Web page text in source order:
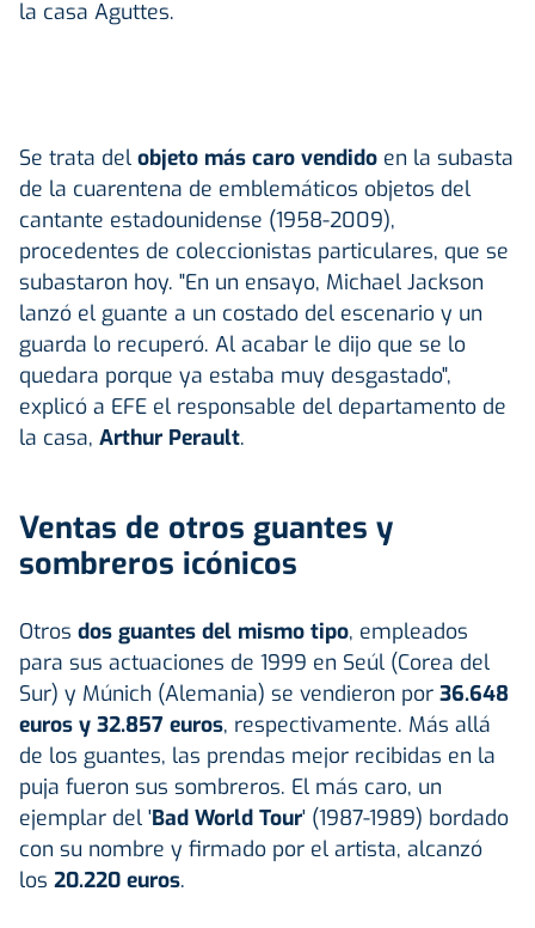
la casa Aguttes.
Se trata del objeto más caro vendido en la subasta
de la cuarentena de emblemáticos objetos del
cantante estadounidense (1958-2009),
procedentes de coleccionistas particulares, que se
subastaron hoy. "En un ensayo, Michael Jackson
lanzó el guante a un costado del escenario y un
guarda lo recuperó. Al acabar le dijo que se lo
quedara porque ya estaba muy desgastado",
explicó a EFE el responsable del departamento de
la casa, Arthur Perault.
Ventas de otros guantes y
sombreros icónicos
Otros dos guantes del mismo tipo, empleados
para sus actuaciones de 1999 en Seúl (Corea del
Sur) y Múnich (Alemania) se vendieron por 36.648
euros y 32.857 euros, respectivamente. Más allá
de los guantes, las prendas mejor recibidas en la
puja fueron sus sombreros. El más caro, un
ejemplar del 'Bad World Tour' (1987-1989) bordado
con su nombre y firmado por el artista, alcanzó
los 20.220 euros.